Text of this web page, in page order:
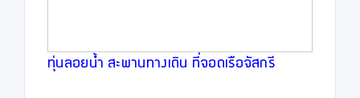
ทุ่นลอยน้ำ สะพานทางเดิน ที่จอดเรือจัสกรี